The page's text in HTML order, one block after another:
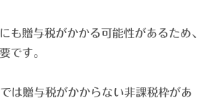
も贈与税がかかる可能性があるため、
です。
は贈与税がかからない非課税枠があ